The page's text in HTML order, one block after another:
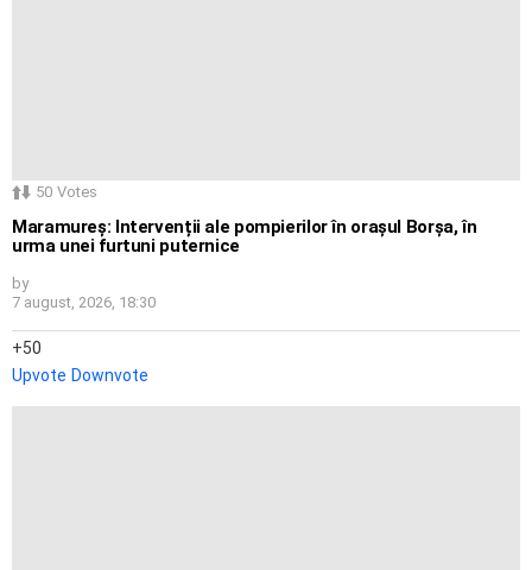
50 Votes
Maramureș: Intervenții ale pompierilor în orașul Borșa, în
urma unei furtuni puternice
by
7 august, 2026, 18:30
50
Upvote Downvote